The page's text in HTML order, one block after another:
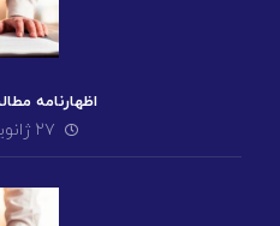
اظهارنامه
۲۷ ژانویه ۲۰۲۴